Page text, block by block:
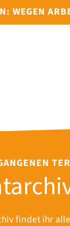
WEGEN
findet ihr